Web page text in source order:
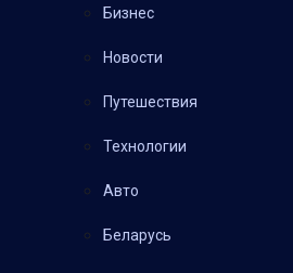
Бизнес
Новости
Путешествия
Технологии
Авто
Беларусь